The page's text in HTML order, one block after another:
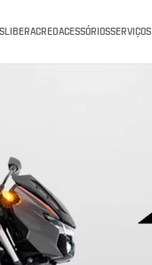
LIBERACREDACESSÓRIOSSERVIÇOS